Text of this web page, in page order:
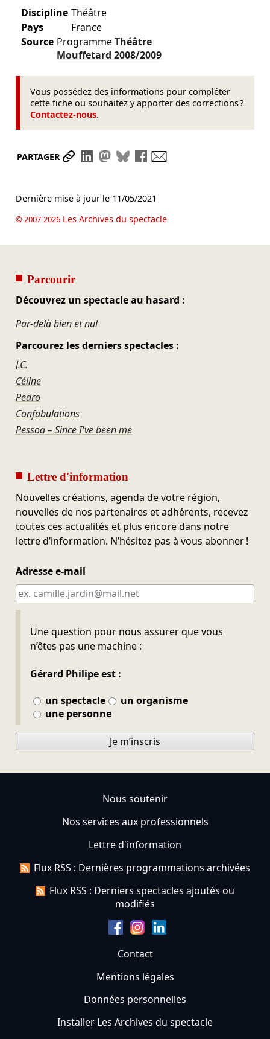
Discipline Théâtre
Pays
France
Source ProgrammeThéâtre
Mouffetard 2008/2009
Vous possédez des informations pour compléter
cette fiche ou souhaitez y apporter des corrections ?
Contactez-nous.
PARTAGER Partager le lien
Partager sur LinkedIn
Partager sur Mastodon
Partager sur Bluesky
Partager sur Facebook
Dernière mise à jour le 11/05/2021
© 2007-2026Les Archives du spectacle
Parcourir
Découvrez un spectacle au hasard :
Par-delà bien et nul
Parcourez les derniers spectacles :
J.C.
Céline
Pedro
Confabulations
Pessoa – Since I've been me
Lettre d'information
Nouvelles créations, agenda de votre région,
nouvelles de nos partenaires et adhérents, recevez
toutes ces actualités et plus encore dans notre
lettre d’information. N’hésitez pas à vous abonner !
Adresse e-mail
Une question pour nous assurer que vous
n’êtes pas une machine :
Gérard Philipe est :
un spectacle
un organisme
une personne
Ne pas remplir
Je m’inscris
Nous soutenir
Nos services aux professionnels
Lettre d'information
Flux RSS : Dernières programmations archivées
Flux RSS : Derniers spectacles ajoutés ou
modifiés
Contact
Mentions légales
Données personnelles
Installer Les Archives du spectacle